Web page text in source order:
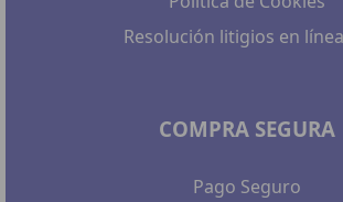
Resolución litigios en
COMPRA SEGURA
Pago Seguro